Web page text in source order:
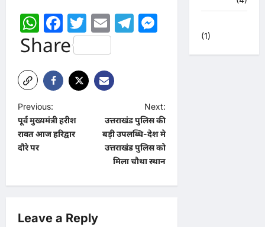
WhatsApp
Facebook
Twitter
EmailTelegram
Share
P
o
s
n
v
Previous:
पूर्व मुख्यमंत्री हरीश
रावत आज हरिद्वार
दौरे पर
Next:
उत्तराखंड पुलिस की
बड़ी उपलब्धि-देश मे
उत्तराखंड पुलिस को
मिला चौथा स्थान
Leave a Reply
(1)